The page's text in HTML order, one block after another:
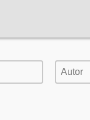
Autor
Autor